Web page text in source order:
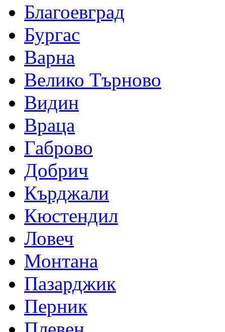
Благоевград
Бургас
Варна
Велико Търново
Видин
Враца
Габрово
Добрич
Кърджали
Кюстендил
Ловеч
Монтана
Пазарджик
Перник